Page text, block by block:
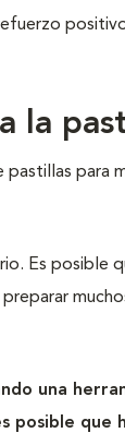
la
para
Es posible
una
posible que